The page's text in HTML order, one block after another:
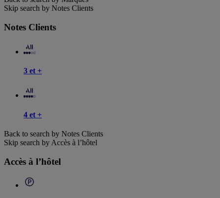
Skip search by Notes Clients
Notes Clients
3 et +
4 et +
Back to search by Notes Clients
Skip search by Accès à l’hôtel
Accès à l’hôtel